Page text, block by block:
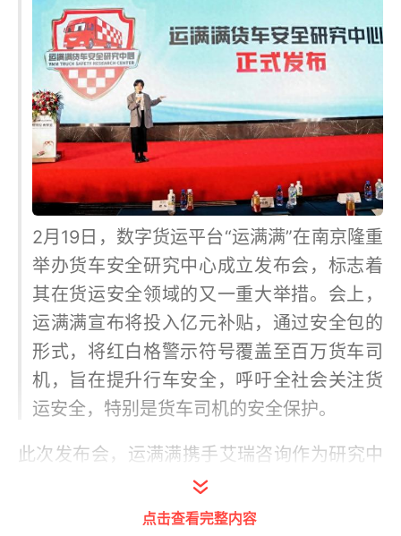
2月19日，数字货运平台“运满满”在南京隆重
举办货车安全研究中心成立发布会，标志着
其在货运安全领域的又一重大举措。会上，
运满满宣布将投入亿元补贴，通过安全包的
形式，将红白格警示符号覆盖至百万货车司
机，旨在提升行车安全，呼吁全社会关注货
运安全，特别是货车司机的安全保护。
此次发布会，运满满携手艾瑞咨询作为研究中
心的顾问机构，共同发布了《中国公路货运安
全研究》报告。报告指出，公路货运在中国物
点击查看完整内容